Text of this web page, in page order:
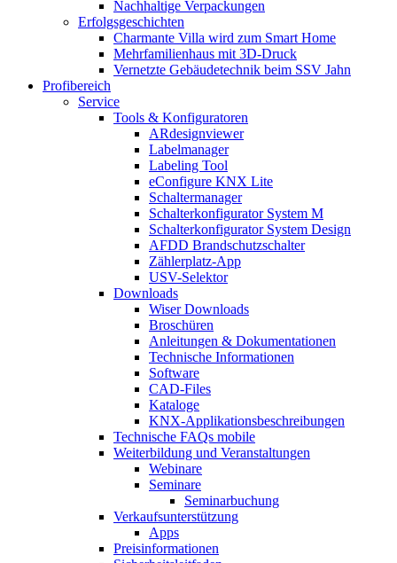
Nachhaltige Verpackungen
Erfolgsgeschichten
Charmante Villa wird zum Smart Home
Mehrfamilienhaus mit 3D-Druck
Vernetzte Gebäudetechnik beim SSV Jahn
Profibereich
Service
Tools & Konfiguratoren
ARdesignviewer
Labelmanager
Labeling Tool
eConfigure KNX Lite
Schaltermanager
Schalterkonfigurator System M
Schalterkonfigurator System Design
AFDD Brandschutzschalter
Zählerplatz-App
USV-Selektor
Downloads
Wiser Downloads
Broschüren
Anleitungen & Dokumentationen
Technische Informationen
Software
CAD-Files
Kataloge
KNX-Applikationsbeschreibungen
Technische FAQs mobile
Weiterbildung und Veranstaltungen
Webinare
Seminare
Seminarbuchung
Verkaufsunterstützung
Apps
Preisinformationen